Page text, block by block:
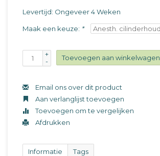
Levertijd: Ongeveer 4 Weken
Maak een keuze: *
+
-
Toevoegen aan winkelwagen
Email ons over dit product
Aan verlanglijst toevoegen
Toevoegen om te vergelijken
Afdrukken
Informatie Tags